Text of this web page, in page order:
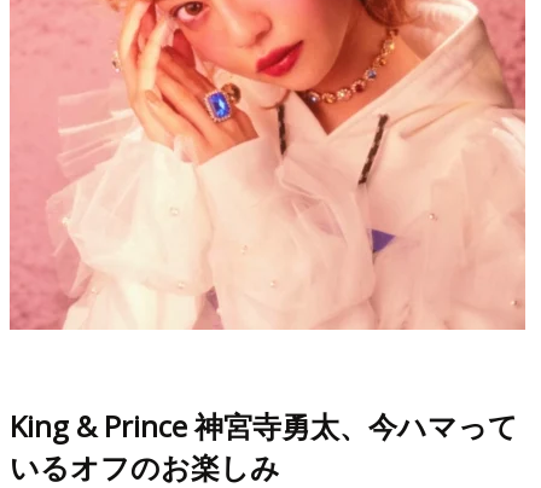
King & Prince 神宮寺勇太、今ハマって
いるオフのお楽しみ